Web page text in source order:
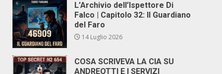
L’Archivio dell’Ispettore Di
Falco | Capitolo 32: Il Guardiano
del Faro
14 Luglio 2026
COSA SCRIVEVA LA CIA SU
ANDREOTTI E I SERVIZI